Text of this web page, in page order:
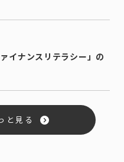
イナンスリテラシー」の
と見る